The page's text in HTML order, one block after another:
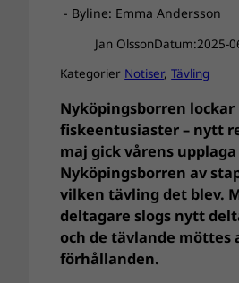
- Byline: Emma Andersson
Jan OlssonDatum:2025-
Kategorier Notiser, Tävling
Nyköpingsborren lockar
fiskeentusiaster – nytt
maj gick vårens upplaga
Nyköpingsborren av
vilken tävling det blev.
deltagare slogs nytt
och de tävlande möttes
förhållanden.